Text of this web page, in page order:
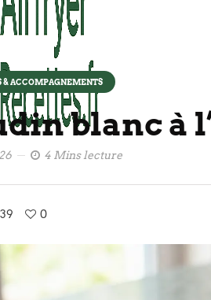
& ACCOMPAGNEMENTS
blanc à
4 Mins lecture
0